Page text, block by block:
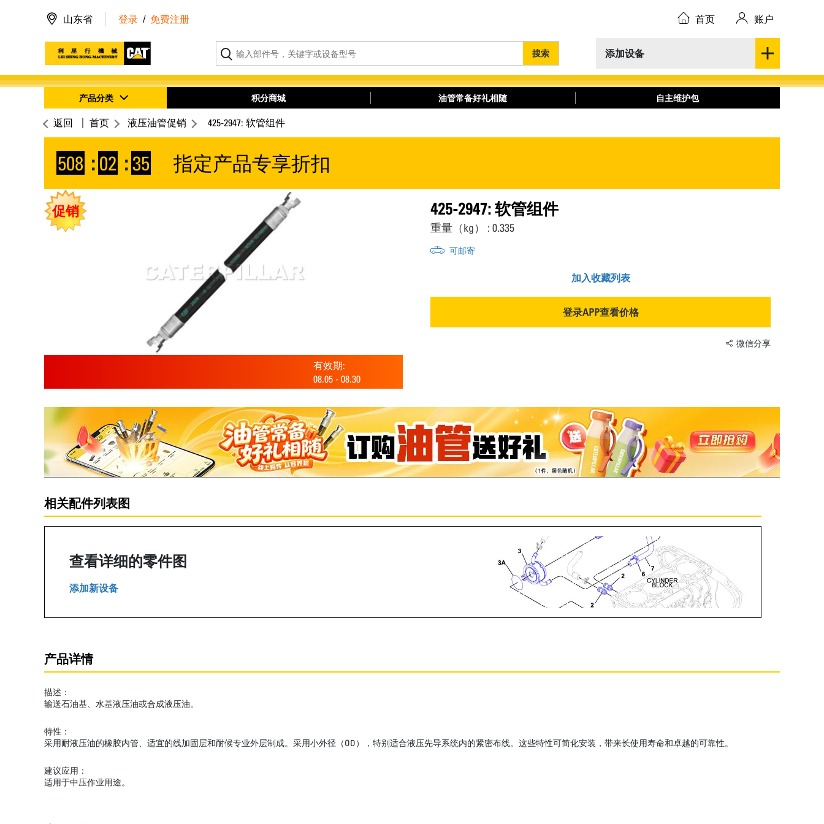
添加设备
搜索
山东省 登录 / 免费注册 首页 账户
产品分类 积分商城 油管常备好礼相随 自主维护包
返回 首页 液压油管促销 425-2947: 软管组件
508 : 02 :34 指定产品专享折扣
促销
有效期:
08.05 - 08.30
425-2947: 软管组件
重量（kg） : 0.335
可邮寄
加入收藏列表
登录APP查看价格
微信分享
相关配件列表图
查看详细的零件图
添加新设备
产品详情
描述：
输送石油基、水基液压油或合成液压油。
特性：
采用耐液压油的橡胶内管、适宜的线加固层和耐候专业外层制成。采用小外径（OD），特别适合液压先导系统内的紧密布线。这些特性可简化安装，带来长使用寿命和卓越的可靠性。
建议应用：
适用于中压作业用途。